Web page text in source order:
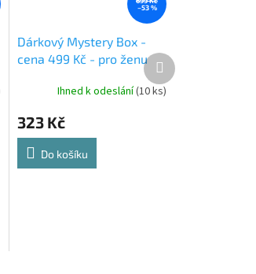
–53 %
Dárkový Mystery Box -
cena 499 Kč - pro ženu
Ihned k odeslání(10 ks)
323 Kč
Do košíku
Další
produkt